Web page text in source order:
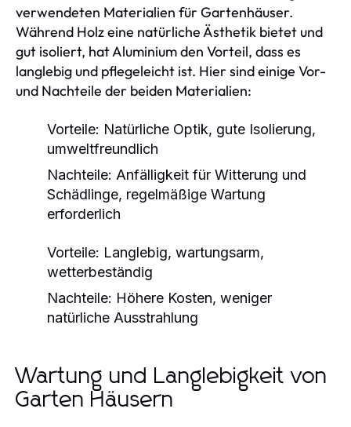
verwendeten Materialien für Gartenhäuser.
Während Holz eine natürliche Ästhetik bietet und
gut isoliert, hat Aluminium den Vorteil, dass es
langlebig und pflegeleicht ist. Hier sind einige Vor-
und Nachteile der beiden Materialien:
Vorteile: Natürliche Optik, gute Isolierung,
umweltfreundlich
Nachteile: Anfälligkeit für Witterung und
Schädlinge, regelmäßige Wartung
erforderlich
Vorteile: Langlebig, wartungsarm,
wetterbeständig
Nachteile: Höhere Kosten, weniger
natürliche Ausstrahlung
Wartung und Langlebigkeit von
Garten Häusern